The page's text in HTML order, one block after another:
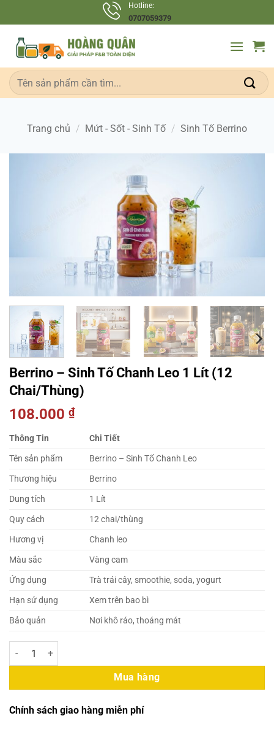
qua
dung
Hotline:
0707059379
Tìm
kiếm:
Trang chủ / Mứt - Sốt - Sinh Tố / Sinh Tố Berrino
Berrino – Sinh Tố Chanh Leo 1 Lít (12
Chai/Thùng)
108.000 ₫
Thông Tin
Chi Tiết
Tên sản phẩm
Berrino – Sinh Tố Chanh Leo
Thương hiệu
Berrino
Dung tích
1 Lít
Quy cách
12 chai/thùng
Hương vị
Chanh leo
Màu sắc
Vàng cam
Ứng dụng
Trà trái cây, smoothie, soda, yogurt
Hạn sử dụng
Xem trên bao bì
Bảo quản
Nơi khô ráo, thoáng mát
Berrino – Sinh Tố Chanh Leo 1 Lít (12 Chai/Thùng) số lượng
Mua hàng
Chính sách giao hàng miễn phí